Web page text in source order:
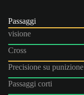
Passaggi
visione
Cross
Precisione su punizione
Passaggi corti